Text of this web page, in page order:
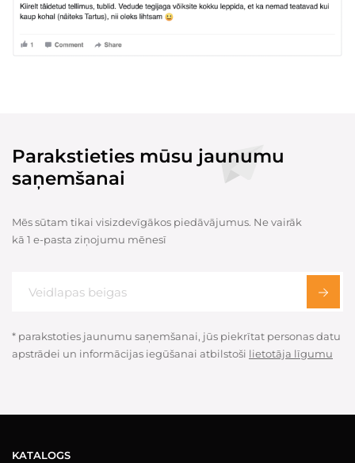
Parakstieties mūsu jaunumu
saņemšanai
Mēs sūtam tikai visizdevīgākos piedāvājumus. Ne vairāk
kā 1 e-pasta ziņojumu mēnesī
* parakstoties jaunumu saņemšanai, jūs piekrītat personas datu
apstrādei un informācijas iegūšanai atbilstoši lietotāja līgumu
KATALOGS